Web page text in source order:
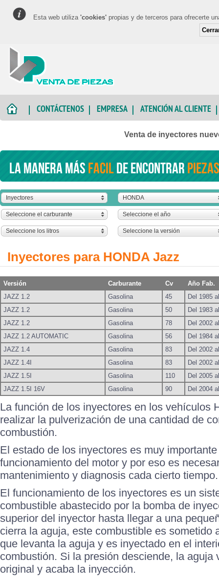
Esta web utiliza 'cookies' propias y de terceros para ofrecerte
CONTÁCTENOS EMPRESA ATENCIÓN AL CLIENTE
Venta de inyectores
La manera másfacilde encontrar
Inyectores HONDA
Seleccione el carburante Seleccione el año
Seleccione los litros Seleccione la versión
Inyectores para HONDA Jazz
Versión Carburante Cv
Año Fab.
JAZZ 1.2
Gasolina 45
Del 1985
JAZZ 1.2
Gasolina 50
Del 1983
JAZZ 1.2
Gasolina 78
Del 2002
JAZZ 1.2 AUTOMATIC
Gasolina 56
Del 1984
JAZZ 1.4
Gasolina 83
Del 2002
JAZZ 1.4I
Gasolina 83
Del 2002
JAZZ 1.5I
Gasolina 110
Del 2005
JAZZ 1.5I 16V
Gasolina 90 Del 2004
La función de los inyectores en los vehículos
realizar la pulverización de una cantidad de
combustión.
El estado de los inyectores es muy
funcionamiento del motor y por eso es
mantenimiento y diagnosis cada cierto tiempo.
El funcionamiento de los inyectores es un
combustible abastecido por la bomba de
superior del inyector hasta llegar a una
cierra la aguja, este combustible es sometido
que levanta la aguja y es inyectado en el
combustión. Si la presión desciende, la aguja
original y acaba la inyección.